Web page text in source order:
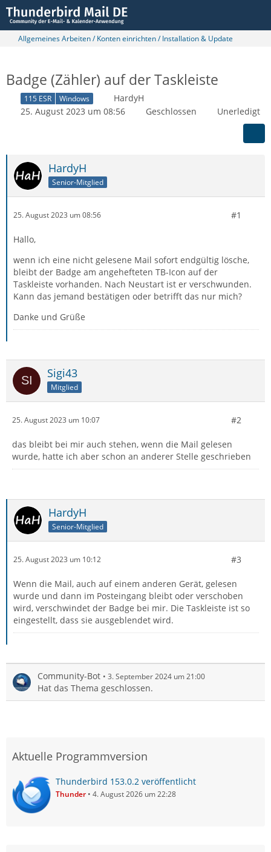
Allgemeines Arbeiten / Konten einrichten / Installation & Update
Badge (Zähler) auf der Taskleiste
115 ESR Windows
HardyH
25. August 2023 um 08:56
Geschlossen Unerledigt
HardyH
Senior-Mitglied
25. August 2023 um 08:56 #1
Hallo,
wenn ich eine nicht gelesene Mail sofort endgültig lösche,
bleibt der Badge am angehefteten TB-Icon auf der
Taskleiste vorhanden. Nach Neustart ist er verschwunden.
Kann das jemand bestätigen oder betrifft das nur mich?
Danke und Grüße
Sigi43
Mitglied
25. August 2023 um 10:07 #2
das bleibt bei mir auch stehen, wenn die Mail gelesen
wurde, hatte ich aber schon an anderer Stelle geschrieben
HardyH
Senior-Mitglied
25. August 2023 um 10:12 #3
Wenn die Mail, auch auf einem anderen Gerät, gelesen
wurde und dann im Posteingang bleibt oder verschoben
wird, verschwindet der Badge bei mir. Die Taskleiste ist so
eingestellt, dass sie ausgeblendet wird.
Community-Bot 3. September 2024 um 21:00
Hat das Thema geschlossen.
Aktuelle Programmversion
Thunderbird 153.0.2 veröffentlicht
Thunder 4. August 2026 um 22:28